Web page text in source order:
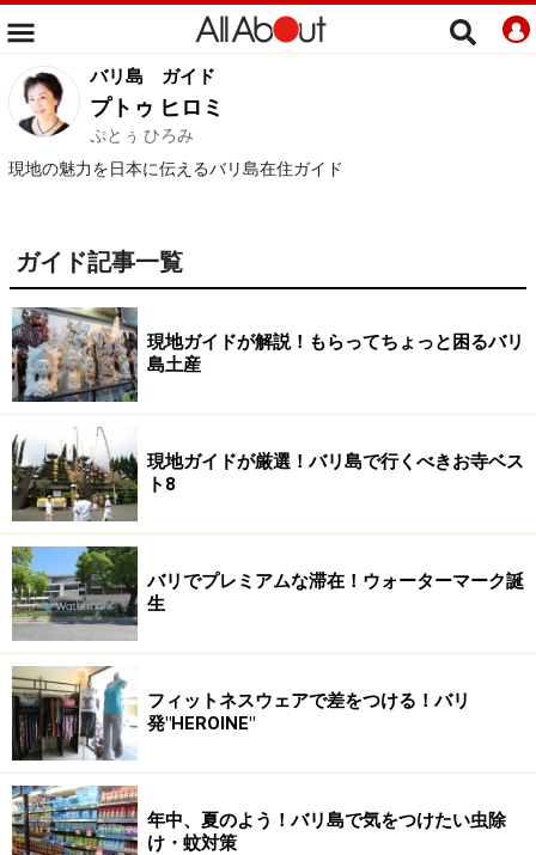
バリ島 ガイド
プトゥ ヒロミ
ぷとぅ ひろみ
現地の魅力を日本に伝えるバリ島在住ガイド
ガイド記事一覧
現地ガイドが解説！もらってちょっと困るバリ
島土産
現地ガイドが厳選！バリ島で行くべきお寺ベス
ト8
バリでプレミアムな滞在！ウォーターマーク誕
生
フィットネスウェアで差をつける！バリ
発"HEROINE"
年中、夏のよう！バリ島で気をつけたい虫除
け・蚊対策